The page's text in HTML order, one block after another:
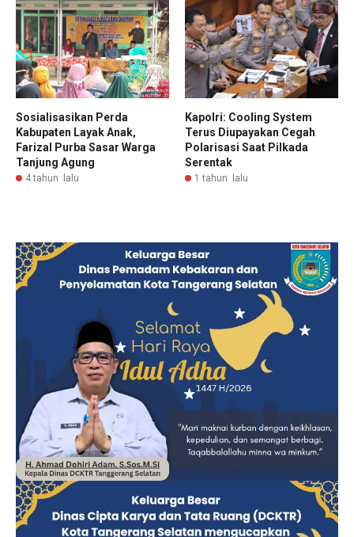
Sosialisasikan Perda
Kabupaten Layak Anak,
Farizal Purba Sasar Warga
Tanjung Agung
4 tahun lalu
Kapolri: Cooling System
Terus Diupayakan Cegah
Polarisasi Saat Pilkada
Serentak
1 tahun lalu